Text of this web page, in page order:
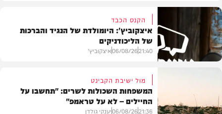
חדשות
הקנס הכבד
איצקוביץ': היומולדת של הנגיד והברכות
של הליכודניקים
21:40
06/08/26איצקוביץ'
מול ישיבת הקבינט
המשפחות השכולות לשרים: "תחשבו על
החיילים – לא על טראמפ"
21:36
06/08/26יענקי גולדן